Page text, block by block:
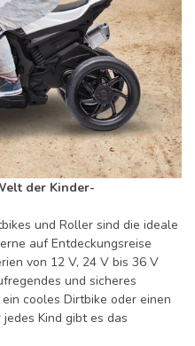
der Kinder-
und Roller sind die ideale
auf Entdeckungsreise
von 12 V, 24 V bis 36 V
und sicheres
cooles Dirtbike oder einen
Kind gibt es das